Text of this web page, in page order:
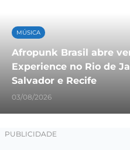
MÚSICA
Afropunk Brasil abre
Experience no Rio de
Salvador e Recife
03/08/2026